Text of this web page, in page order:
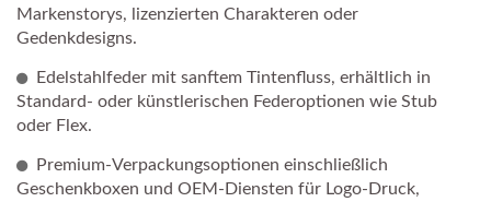
Markenstorys, lizenzierten Charakteren oder
Gedenkdesigns.
Edelstahlfeder mit sanftem Tintenfluss, erhältlich in
Standard- oder künstlerischen Federoptionen wie Stub
oder Flex.
Premium-Verpackungsoptionen einschließlich
Geschenkboxen und OEM-Diensten für Logo-Druck,